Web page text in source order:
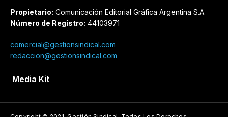
Propietario: Comunicación Editorial Gráfica Argentina S.A.
Número de Registro: 44103971
comercial@gestionsindical.com
redaccion@gestionsindical.com
Media Kit